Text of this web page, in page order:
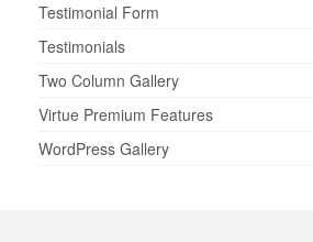
Testimonial Form
Testimonials
Two Column Gallery
Virtue Premium Features
WordPress Gallery